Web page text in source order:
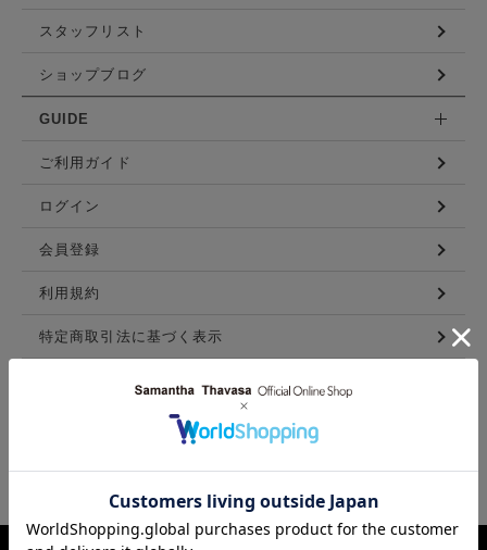
スタッフリスト
ショップブログ
GUIDE
ご利用ガイド
ログイン
会員登録
利用規約
特定商取引法に基づく表示